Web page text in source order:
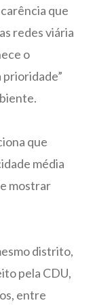
que
redes viária
o
que
média
mostrar
distrito,
pela CDU,
entre